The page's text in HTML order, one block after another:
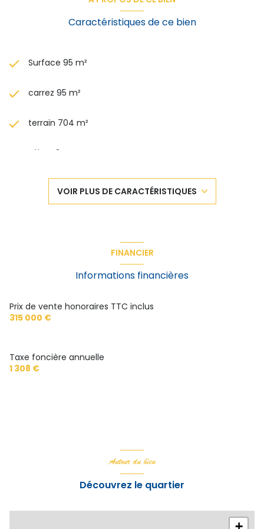
Caractéristiques de ce bien
Surface 95 m²
carrez 95 m²
terrain 704 m²
séjour 34 m²
3 chambre(s)
cuisine séparée (équipée)
Chauffage individuel : radiateur (pompe à chaleur)
exposition Sud-Ouest
VOIR PLUS DE CARACTÉRISTIQUES
FINANCIER
Informations financières
Prix de vente honoraires TTC inclus
315 000 €
Taxe foncière annuelle
1 308 €
Autour du bien
Découvrez le quartier